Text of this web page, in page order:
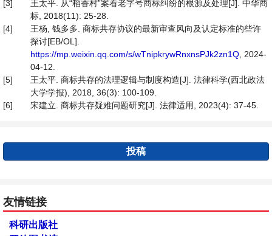
[3]
王太平. 从“稻香村”案看老字号商标纠纷的根源及处理[J]. 中华商
标, 2018(11): 25-28.
[4]
王杨, 钱多多. 商标共存协议的最新审查风向及认定标准的些许
探讨[EB/OL].
https://mp.weixin.qq.com/s/wTnipkrywRnxnsPJk2zn1Q , 2024-
04-12.
[5]
王太平. 商标共存的法理逻辑与制度构造[J]. 法律科学(西北政法
大学学报), 2018, 36(3): 100-109.
[6]
宋建立. 商标共存疑难问题研究[J]. 法律适用, 2023(4): 37-45.
投稿
友情链接
科研出版社